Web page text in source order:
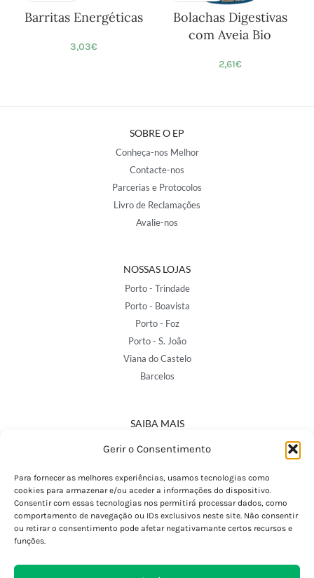
Gerir o Consentimento
Para fornecer as melhores experiências, usamos tecnologias como
cookies para armazenar e/ou aceder a informações do dispositivo.
Consentir com essas tecnologias nos permitirá processar dados, como
comportamento de navegação ou IDs exclusivos neste site. Não consentir
ou retirar o consentimento pode afetar negativamante certos recursos e
funções.
Barritas Energéticas
3,03€
Bolachas Digestivas
com Aveia Bio
2,61€
SOBRE O EP
Conheça-nos Melhor
Contacte-nos
Parcerias e Protocolos
Livro de Reclamações
Avalie-nos
NOSSAS LOJAS
Porto - Trindade
Porto - Boavista
Porto - Foz
Porto - S. João
Viana do Castelo
Barcelos
SAIBA MAIS
Política de Privacidade
Termos e Condições
Perguntas Frequentes
Custos de Envio
Encomendas Internacionais
Devoluções e Trocas